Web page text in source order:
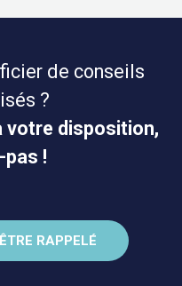
de conseils
?
votre disposition,
pas !